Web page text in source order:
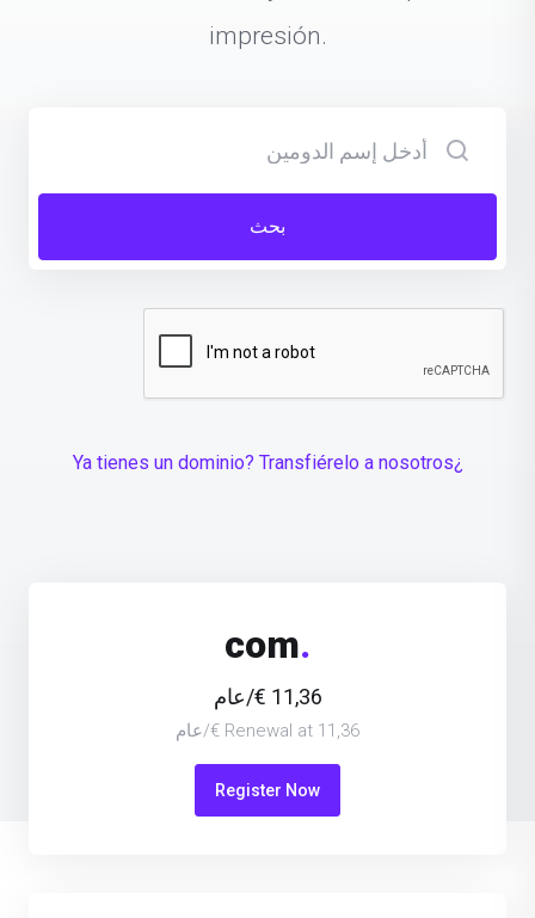
impresión.
بحث
¿Ya tienes un dominio? Transfiérelo a nosotros
.
com
11,36 €/عام
Renewal at 11,36 €/عام
Register Now